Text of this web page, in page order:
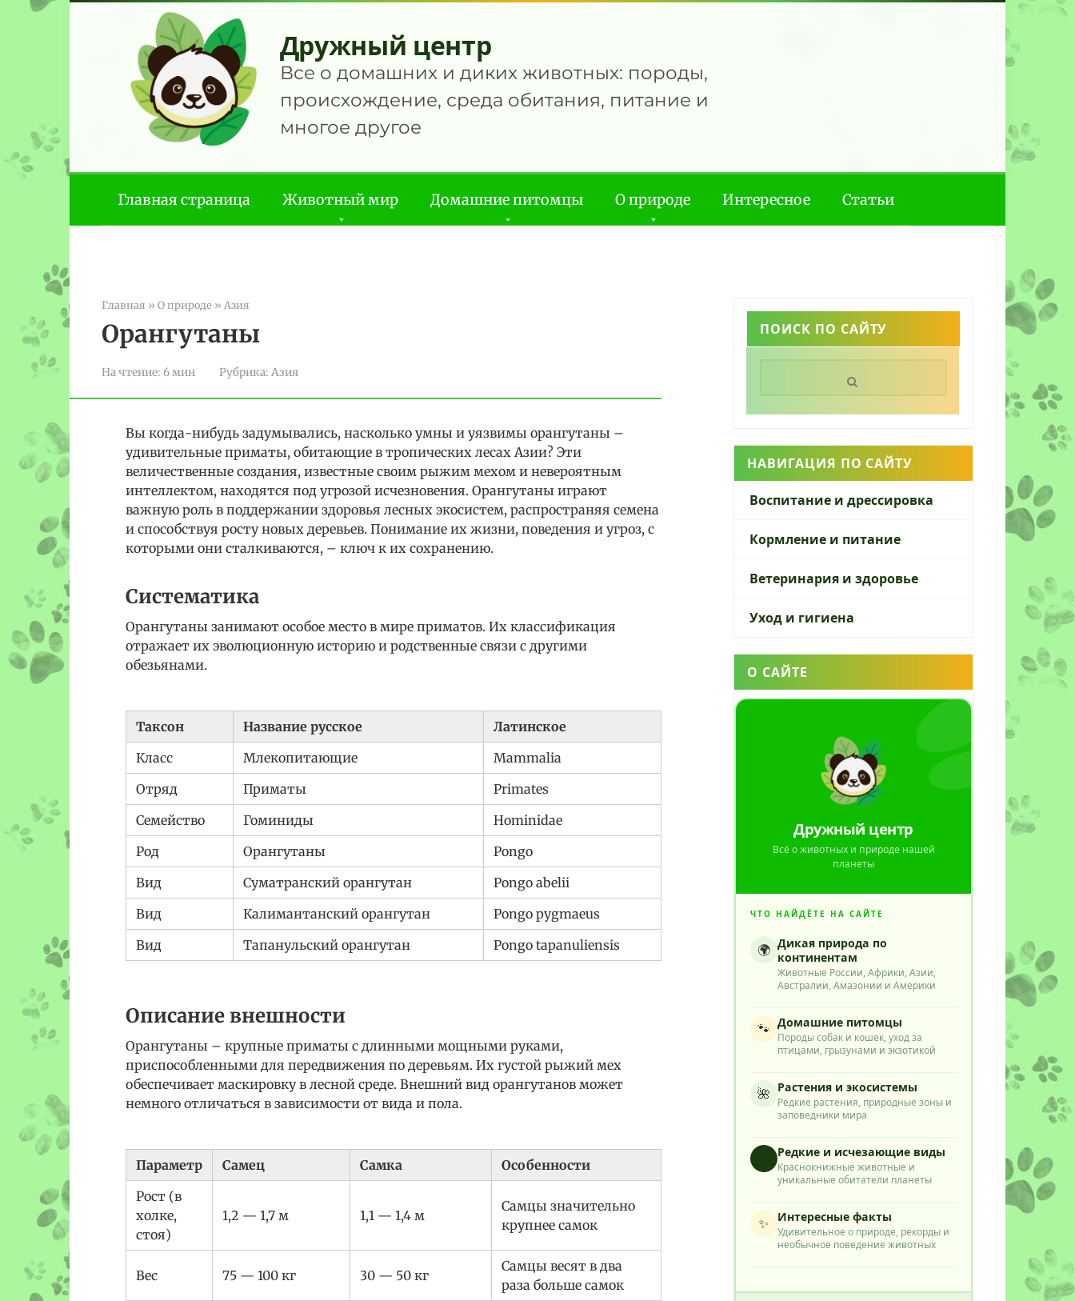
Перейти
Дружный центр
Все о домашних и диких животных: породы,
происхождение, среда обитания, питание и
многое другое
Главная страница Животный мир Домашние питомцы О природе Интересное Статьи
Главная » О природе » Азия
Орангутаны
На чтение: 6 мин Рубрика: Азия
Вы когда-нибудь задумывались, насколько умны и уязвимы орангутаны –
удивительные приматы, обитающие в тропических лесах Азии? Эти
величественные создания, известные своим рыжим мехом и невероятным
интеллектом, находятся под угрозой исчезновения. Орангутаны играют
важную роль в поддержании здоровья лесных экосистем, распространяя семена
и способствуя росту новых деревьев. Понимание их жизни, поведения и угроз, с
которыми они сталкиваются, – ключ к их сохранению.
Систематика
Орангутаны занимают особое место в мире приматов. Их классификация
отражает их эволюционную историю и родственные связи с другими
обезьянами.
Таксон Название русское
Латинское
Класс
Млекопитающие
Mammalia
Отряд
Приматы
Primates
Семейство
Гоминиды
Hominidae
Род
Орангутаны
Pongo
Вид
Суматранский орангутан
Pongo abelii
Вид
Калимантанский орангутан
Pongo pygmaeus
Вид
Тапанульский орангутан Pongo tapanuliensis
Описание внешности
Орангутаны – крупные приматы с длинными мощными руками,
приспособленными для передвижения по деревьям. Их густой рыжий мех
обеспечивает маскировку в лесной среде. Внешний вид орангутанов может
немного отличаться в зависимости от вида и пола.
Параметр Самец Самка
Особенности
Рост (в
холке,
стоя)
1,2 — 1,7 м 1,1 — 1,4 м
Самцы значительно
крупнее самок
Вес 75 — 100 кг 30 — 50 кг
Самцы весят в два
раза больше самок
ПОИСК ПО САЙТУ
НАВИГАЦИЯ ПО САЙТУ
Воспитание и дрессировка
Кормление и питание
Ветеринария и здоровье
Уход и гигиена
О САЙТЕ
Дружный центр
Всё о животных и природе нашей
планеты
ЧТО НАЙДЁТЕ НА САЙТЕ
🌍 Дикая природа по
континентам
Животные России, Африки, Азии,
Австралии, Амазонии и Америки
🐾 Домашние питомцы
Породы собак и кошек, уход за
птицами, грызунами и экзотикой
🌺 Растения и экосистемы
Редкие растения, природные зоны и
заповедники мира
⭐ Редкие и исчезающие виды
Краснокнижные животные и
уникальные обитатели планеты
✨ Интересные факты
Удивительное о природе, рекорды и
необычное поведение животных